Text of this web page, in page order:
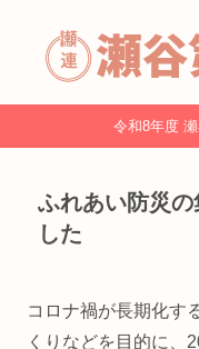
令和8年度
ふれあい防災の
した
コロナ禍が長期化す
くりなどを目的に、